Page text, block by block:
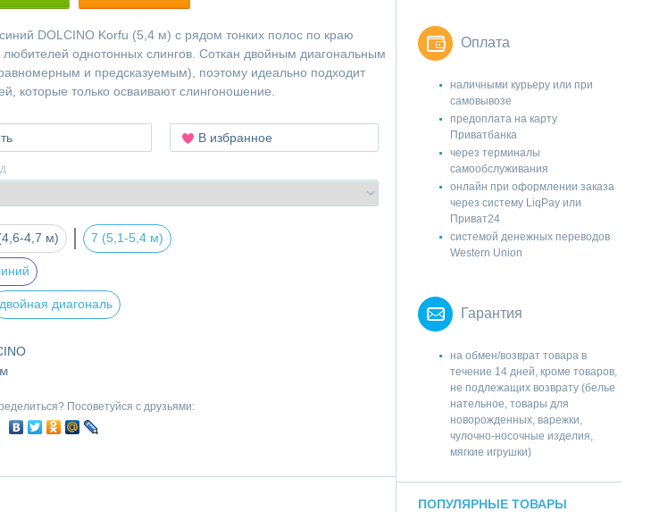
DOLCINO Korfu (5,4 м) с рядом тонких полос по краю
однотонных слингов. Соткан двойным диагональным
и предсказуемым), поэтому идеально подходит
которые только осваивают слингоношение.
В избранное
4,7 м) 7 (5,1-5,4 м)
двойная диагональ
Посоветуйся с друзьями:
Оплата
наличными курьеру или при
самовывозе
предоплата на карту
Приватбанка
через терминалы
самообслуживания
онлайн при оформлении заказа
через систему LiqPay или
Приват24
системой денежных переводов
Western Union
Гарантия
на обмен/возврат товара в
течение 14 дней, кроме товаров,
не подлежащих возврату (белье
нательное, товары для
новорожденных, варежки,
чулочно-носочные изделия,
мягкие игрушки)
ПОПУЛЯРНЫЕ ТОВАРЫ